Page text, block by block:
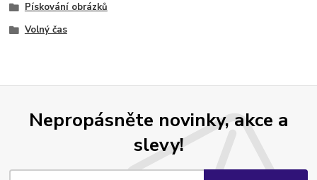
Pískování obrázků
Volný čas
Nepropásněte novinky, akce a
slevy!